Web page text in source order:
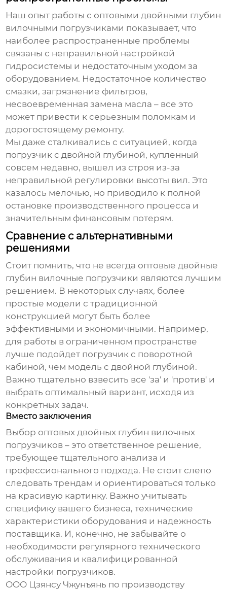
Наш опыт работы с оптовыми двойными глубин
вилочными погрузчиками показывает, что
наиболее распространенные проблемы
связаны с неправильной настройкой
гидросистемы и недостаточным уходом за
оборудованием. Недостаточное количество
смазки, загрязнение фильтров,
несвоевременная замена масла – все это
может привести к серьезным поломкам и
дорогостоящему ремонту.
Мы даже сталкивались с ситуацией, когда
погрузчик с двойной глубиной, купленный
совсем недавно, вышел из строя из-за
неправильной регулировки высоты вил. Это
казалось мелочью, но приводило к полной
остановке производственного процесса и
значительным финансовым потерям.
Сравнение с альтернативными
решениями
Стоит помнить, что не всегда оптовые двойные
глубин вилочные погрузчики являются лучшим
решением. В некоторых случаях, более
простые модели с традиционной
конструкцией могут быть более
эффективными и экономичными. Например,
для работы в ограниченном пространстве
лучше подойдет погрузчик с поворотной
кабиной, чем модель с двойной глубиной.
Важно тщательно взвесить все 'за' и 'против' и
выбрать оптимальный вариант, исходя из
конкретных задач.
Вместо заключения
Выбор оптовых двойных глубин вилочных
погрузчиков – это ответственное решение,
требующее тщательного анализа и
профессионального подхода. Не стоит слепо
следовать трендам и ориентироваться только
на красивую картинку. Важно учитывать
специфику вашего бизнеса, технические
характеристики оборудования и надежность
поставщика. И, конечно, не забывайте о
необходимости регулярного технического
обслуживания и квалифицированной
настройки погрузчиков.
ООО Цзянсу Чжунъянь по производству